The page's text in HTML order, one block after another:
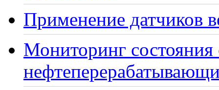
Применение датчиков
Мониторинг